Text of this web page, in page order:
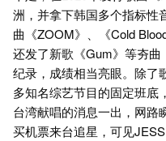
洲，并拿下韩国多个指标性
曲《ZOOM》、《Cold
还发了新歌《Gum》等夯曲
纪录，成绩相当亮眼。除了
多知名综艺节目的固定班底
台湾献唱的消息一出，网路
买机票来台追星，可见